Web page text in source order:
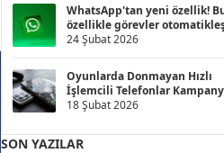
WhatsApp'tan yeni özellik!
özellikle görevler
24 Şubat 2026
Oyunlarda Donmayan Hızlı
İşlemcili Telefonlar
18 Şubat 2026
SON YAZILAR